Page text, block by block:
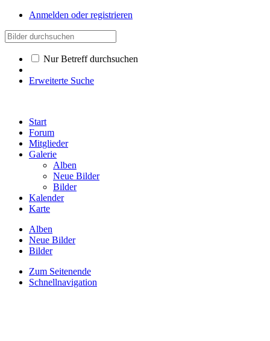
Anmelden oder registrieren
Nur Betreff durchsuchen
Erweiterte Suche
Start
Forum
Mitglieder
Galerie
Alben
Neue Bilder
Bilder
Kalender
Karte
Alben
Neue Bilder
Bilder
Zum Seitenende
Schnellnavigation